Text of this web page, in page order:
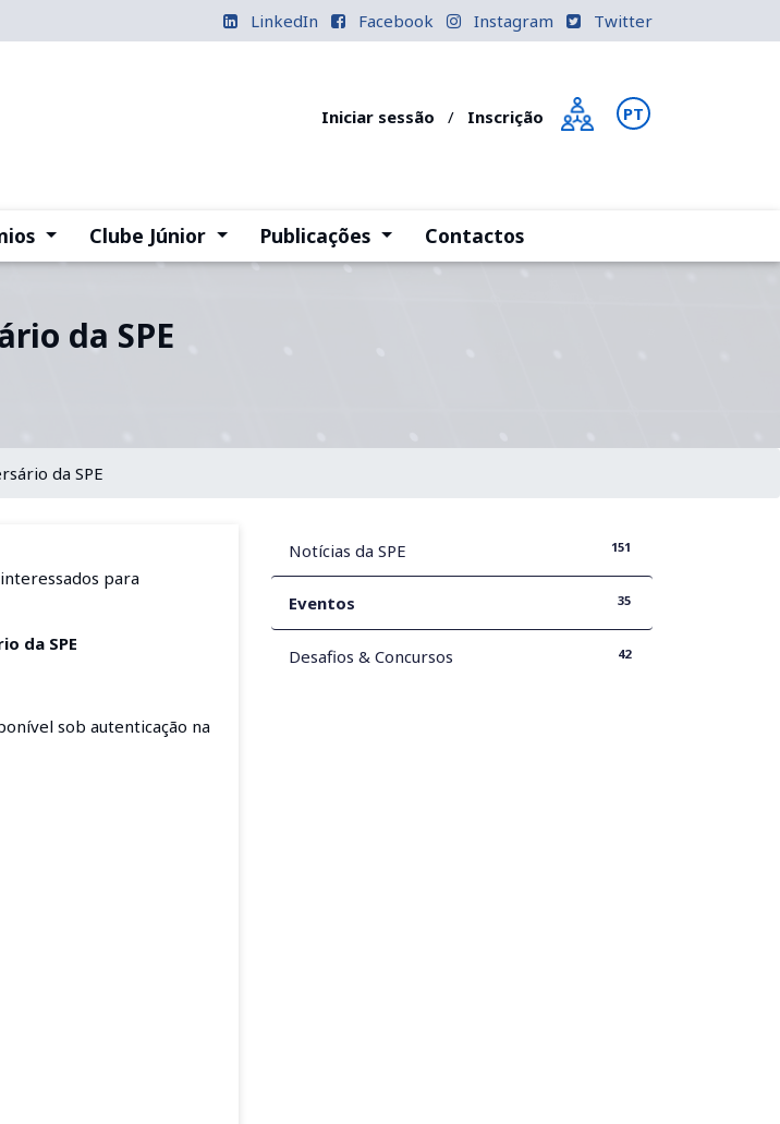
LinkedIn Facebook Instagram Twitter
Iniciar sessão / Inscrição PT
(current)Clube Júnior (current)Publicações (current)Contactos
da SPE
da SPE
Notícias da SPE 151
Eventos 35
Desafios & Concursos 42
para
da SPE
sob autenticação na